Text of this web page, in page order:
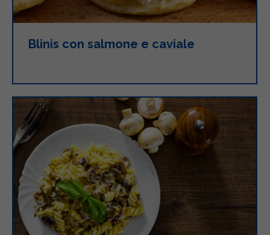
Blinis con salmone e caviale